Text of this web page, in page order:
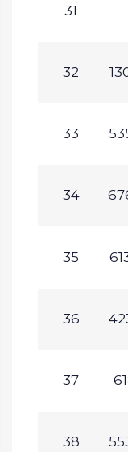
31
32
33
34
35
36
37
38